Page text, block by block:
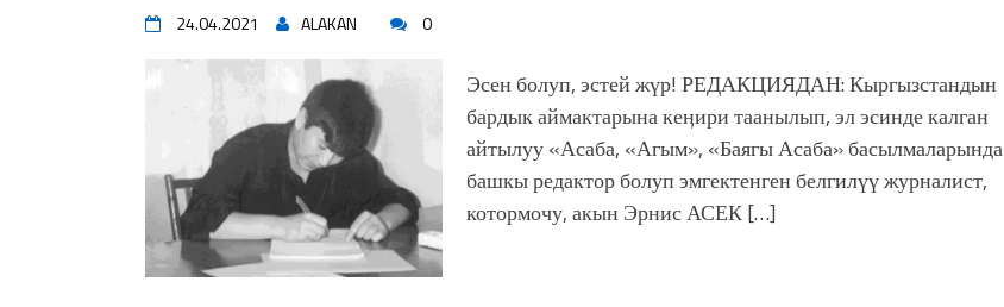
24.04.2021 ALAKAN 0
Эсен болуп, эстей жүр! РЕДАКЦИЯДАН: Кыргызстандын
бардык аймактарына кеӊири таанылып, эл эсинде калган
айтылуу «Асаба, «Агым», «Баягы Асаба» басылмаларында
башкы редактор болуп эмгектенген белгилүү журналист,
котормочу, акын Эрнис АСЕК […]